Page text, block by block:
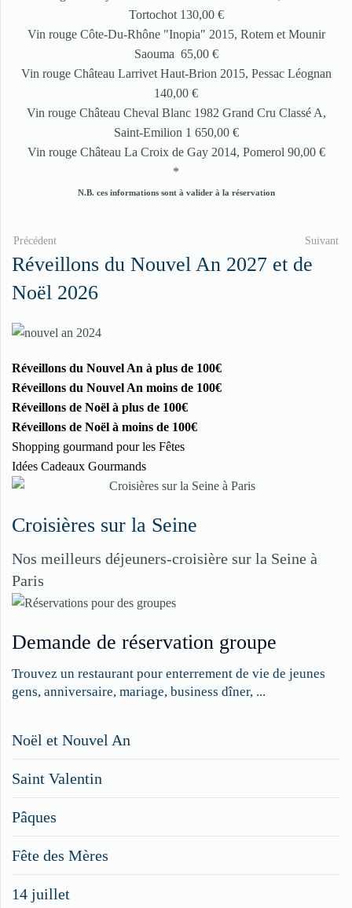
Tortochot 130,00 €
Vin rouge Côte-Du-Rhône "Inopia" 2015, Rotem et Mounir
Saouma 65,00 €
Vin rouge Château Larrivet Haut-Brion 2015, Pessac Léognan
140,00 €
Vin rouge Château Cheval Blanc 1982 Grand Cru Classé A,
Saint-Emilion 1 650,00 €
Vin rouge Château La Croix de Gay 2014, Pomerol 90,00 €
*
N.B. ces informations sont à valider à la réservation
Précédent Suivant
Réveillons du Nouvel An 2027 et de
Noël 2026
Réveillons du Nouvel An à plus de 100€
Réveillons du Nouvel An moins de 100€
Réveillons de Noël à plus de 100€
Réveillons de Noël à moins de 100€
Shopping gourmand pour les Fêtes
Idées Cadeaux Gourmands
Croisières sur la Seine
Nos meilleurs déjeuners-croisière sur la Seine à
Paris
Demande de réservation groupe
Trouvez un restaurant pour enterrement de vie de jeunes
gens, anniversaire, mariage, business dîner, ...
Noël et Nouvel An
Saint Valentin
Pâques
Fête des Mères
14 juillet